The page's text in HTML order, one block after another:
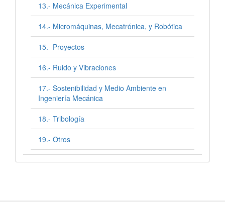
13.- Mecánica Experimental
14.- Micromáquinas, Mecatrónica, y Robótica
15.- Proyectos
16.- Ruido y Vibraciones
17.- Sostenibilidad y Medio Ambiente en
Ingeniería Mecánica
18.- Tribología
19.- Otros